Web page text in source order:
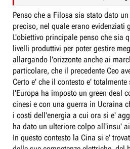
Minchia, l'europa ha perso molto più
vedere, non ha nemmeno provato a
Penso che a Filosa sia stato dato
preciso, nel quale erano evidenziati
L'obiettivo principale penso che sia
livelli produttivi per poter gestire
allargando l'orizzonte anche ai
particolare, che il precedente Ceo
Certo e' che il contesto e' totalmente
l'Europa ha imposto un green deal
cinesi e con una guerra in Ucraina
i costi dell'energia a cui ora si e'
ha dato un ulteriore colpo all'insu'
In questo contesto la Cina si e'